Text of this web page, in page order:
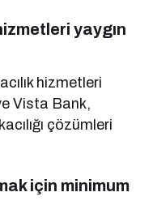
yaygın
hizmetleri
Vista Bank,
çözümleri
için minimum